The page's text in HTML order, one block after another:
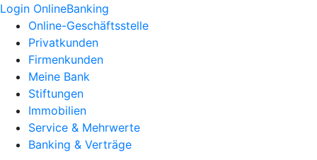
Login OnlineBanking
Online-Geschäftsstelle
Privatkunden
Firmenkunden
Meine Bank
Stiftungen
Immobilien
Service & Mehrwerte
Banking & Verträge